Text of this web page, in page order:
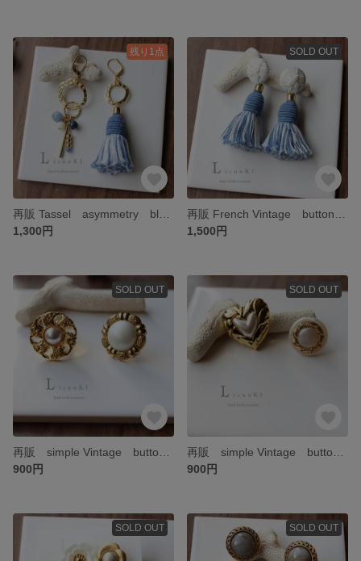
残り1点
1,300円
SOLD OUT
1,500円
SOLD OUT
900円
SOLD OUT
900円
SOLD OUT SOLD OUT